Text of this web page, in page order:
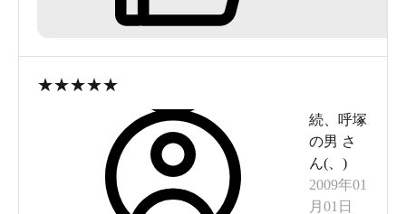
びて出ます笑。
★★★★★
続、呼塚
の男 さ
ん(
)
2009年01
月01日